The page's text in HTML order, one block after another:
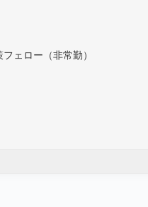
ェロー（非常勤）